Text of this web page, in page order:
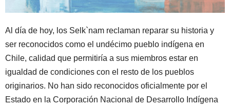
Al día de hoy, los Selk`nam reclaman reparar su historia y
ser reconocidos como el undécimo pueblo indígena en
Chile, calidad que permitiría a sus miembros estar en
igualdad de condiciones con el resto de los pueblos
originarios. No han sido reconocidos oficialmente por el
Estado en la Corporación Nacional de Desarrollo Indígena